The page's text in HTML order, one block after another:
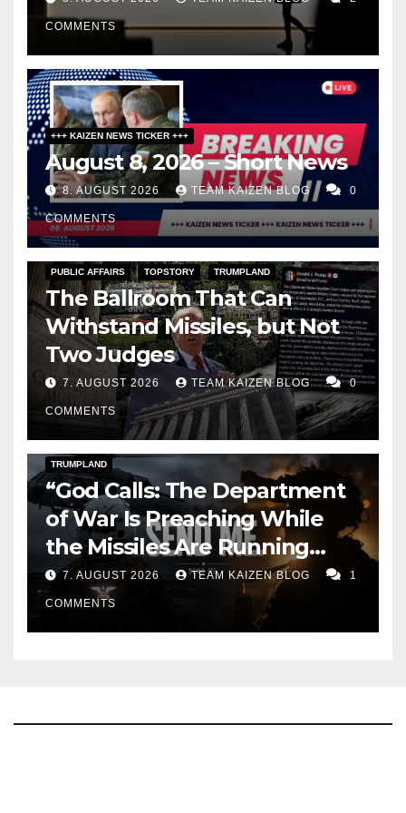
COMMENTS
+++ KAIZEN NEWS TICKER +++
August 8, 2026 – Short News
8. AUGUST 2026 TEAM KAIZEN BLOG 0
COMMENTS
PUBLIC AFFAIRS TOPSTORY TRUMPLAND
The Ballroom That Can
Withstand Missiles, but Not
Two Judges
7. AUGUST 2026 TEAM KAIZEN BLOG 0
COMMENTS
KAIZEN FLASHPOINT TOPSTORY
TRUMPLAND
“God Calls: The Department
of War Is Preaching While
the Missiles Are Running
Out”
7. AUGUST 2026 TEAM KAIZEN BLOG 1
COMMENTS